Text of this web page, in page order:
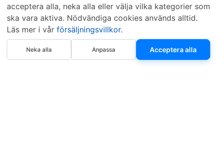
acceptera alla, neka alla eller välja vilka kategorier som
ska vara aktiva. Nödvändiga cookies används alltid.
Läs mer i vår försäljningsvillkor.
Neka alla Anpassa Acceptera alla
Köp nu
Sveriges mest sålda dieselbox
Kontakta KCR
Om KCR/
Garantier
Teknik / Begagnad box
Återförsäljare
Sök KCR-box
Försäljningsvillkor